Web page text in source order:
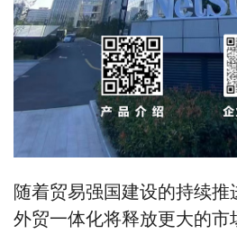
随着贸易强国建设的持续推
外贸一体化将释放更大的市